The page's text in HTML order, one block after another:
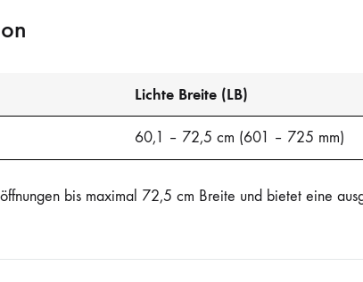
Lichte Breite (LB)
60,1 – 72,5 cm (601 – 725 mm)
bis maximal 72,5 cm Breite und bietet eine